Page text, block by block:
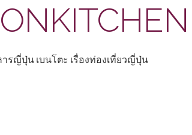
รญี่ปุ่น เบนโตะ เรื่องท่องเที่ยวญี่ปุ่น